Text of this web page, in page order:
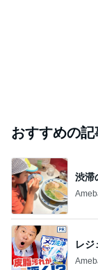
おすすめの記
渋滞
レジ